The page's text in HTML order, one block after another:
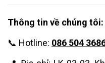
Thông tin về chúng tôi:
📞 Hotline: 086 504